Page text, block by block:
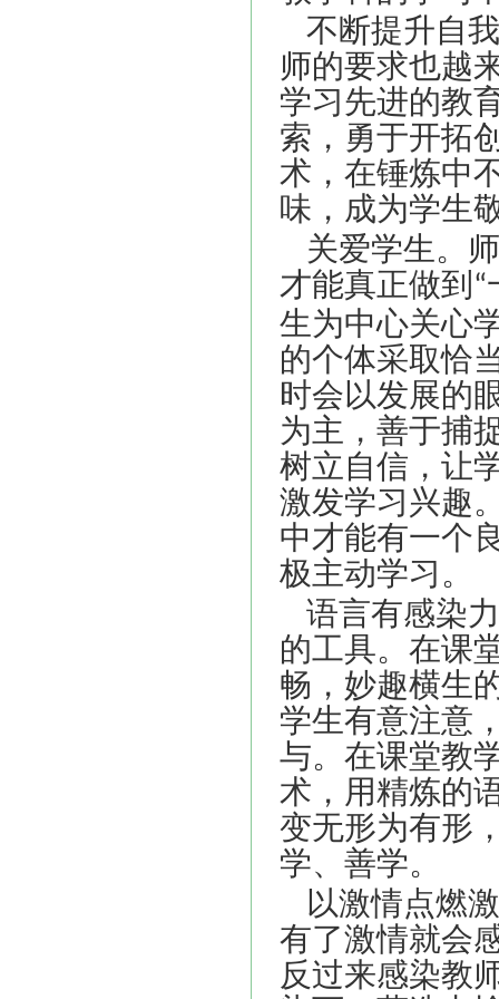
不断提升自
师的要求也越
学习先进的教
索，勇于开拓
术，在锤炼中
味，成为学生
关爱学生。
才能真正做到 “
生为中心关心
的个体采取恰
时会以发展的
为主，善于捕
树立自信，让
激发学习兴趣
中才能有一个
极主动学习。
语言有感染
的工具。在课
畅，妙趣横生
学生有意注意
与。在课堂教
术，用精炼的
变无形为有形
学、善学。
以激情点燃
有了激情就会
反过来感染教